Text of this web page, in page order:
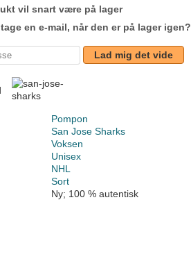
vil snart være på lager
en e-mail, når den er på lager igen?
Lad mig det vide
Pompon
San Jose Sharks
Voksen
Unisex
NHL
Sort
Ny; 100 % autentisk